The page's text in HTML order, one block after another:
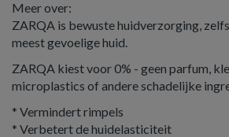
Meer over:
ZARQA is bewuste huidverzorging,
meest gevoelige huid.
ZARQA kiest voor 0% - geen parfum,
microplastics of andere schadelijke
* Vermindert rimpels
* Verbetert de huidelasticiteit